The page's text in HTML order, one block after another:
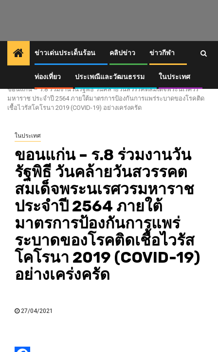
ข่าวเด่นประเด็นร้อน คลิปข่าว ข่าวกีฬา
ท่องเที่ยว ประเพณีและวัฒนธรรม ในประเทศ
ขอนแก่น – ร.8 ร่วมงานวันรัฐพิธี วันคล้ายวันสวรรคตสมเด็จพระนเรศวร
มหาราช ประจำปี 2564 ภายใต้มาตรการป้องกันการแพร่ระบาดของโรคติด
เชื้อไวรัสโคโรนา 2019 (COVID-19) อย่างเคร่งครัด
ในประเทศ
ขอนแก่น – ร.8 ร่วมงานวัน
รัฐพิธี วันคล้ายวันสวรรคต
สมเด็จพระนเรศวรมหาราช
ประจำปี 2564 ภายใต้
มาตรการป้องกันการแพร่
ระบาดของโรคติดเชื้อไวรัส
โคโรนา 2019 (COVID-19)
อย่างเคร่งครัด
27/04/2021